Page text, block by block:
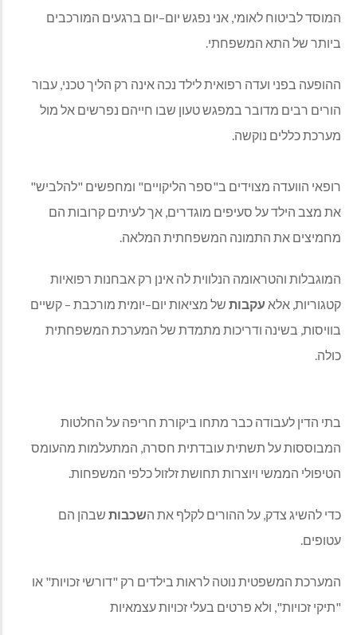
המוסד לביטוח לאומי, אני נפגש יום–יום ברגעים המורכבים
ביותר של התא המשפחתי.
ההופעה בפני ועדה רפואית לילד נכה אינה רק הליך טכני, עבור
הורים רבים מדובר במפגש טעון שבו חייהם נפרשים אל מול
מערכת כללים נוקשה.
רופאי הוועדה מצוידים ב"ספר הליקויים" ומחפשים "להלביש"
את מצב הילד על סעיפים מוגדרים, אך לעיתים קרובות הם
מחמיצים את התמונה המשפחתית המלאה.
המוגבלות והטראומה הנלווית לה אינן רק אבחנות רפואיות
קטגוריות, אלא עקבות של מציאות יום–יומית מורכבת – קשיים
בוויסות, בשינה ודריכות מתמדת של המערכת המשפחתית
כולה.
בתי הדין לעבודה כבר מתחו ביקורת חריפה על החלטות
המבוססות על תשתית עובדתית חסרה, המתעלמות מהעומס
הטיפולי הממשי ויוצרות תחושת זלזול כלפי המשפחות.
כדי להשיג צדק, על ההורים לקלף את השכבות שבהן הם
עטופים.
המערכת המשפטית נוטה לראות בילדים רק "דורשי זכויות" או
"תיקי זכויות", ולא פרטים בעלי זכויות עצמאיות